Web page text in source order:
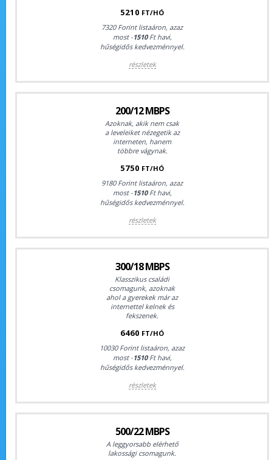
5210 FT/HÓ
7320 Forint listaáron, azaz
most -1510Ft havi,
hűségidős kedvezménnyel.
részletek
200/12 MBPS
Azoknak, akik nem csak
a leveleiket nézegetik az
interneten, hanem
többre vágynak.
5750 FT/HÓ
9180 Forint listaáron, azaz
most -1510Ft havi,
hűségidős kedvezménnyel.
részletek
300/18 MBPS
Klasszikus családi
csomagunk, azoknak
ahol a gyerekek már az
internettel kelnek és
fekszenek.
6460 FT/HÓ
10030 Forint listaáron, azaz
most -1510Ft havi,
hűségidős kedvezménnyel.
részletek
500/22 MBPS
A leggyorsabb elérhető
lakossági csomagunk.